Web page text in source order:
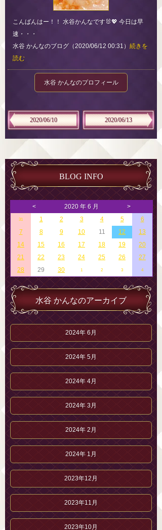
こんばんはー！！ 水谷かんなです🐰💖 今日は早
速・・・
水谷 かんなのブログ（2020/06/12 00:31） 続きを
読む
水谷 かんなのプロフィール
2020/06/10 2020/06/13
BLOG INFO
< 2020 年 6 月 >
31 1 2 3 4 5
6
7
8 9 10 11 12
13
14
15 16 17 18 19
20
21
22 23 24 25 26
27
28
29 30 1 2 3 4
水谷 かんなのアーカイブ
2024年 6月
2024年 5月
2024年 4月
2024年 3月
2024年 2月
2024年 1月
2023年12月
2023年11月
2023年10月